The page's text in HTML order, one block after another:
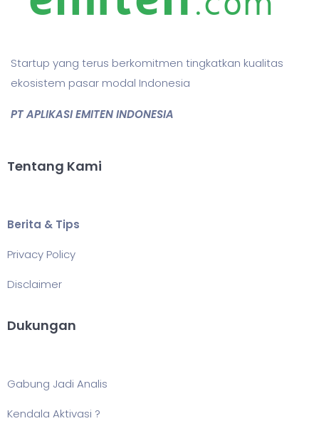
Startup yang terus berkomitmen tingkatkan kualitas
ekosistem pasar modal Indonesia
PT APLIKASI EMITEN INDONESIA
Tentang Kami
Berita & Tips
Privacy Policy
Disclaimer
Dukungan
Gabung Jadi Analis
Kendala Aktivasi ?